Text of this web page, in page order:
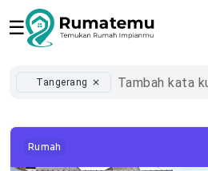
☰
Tangerang close
Rumah